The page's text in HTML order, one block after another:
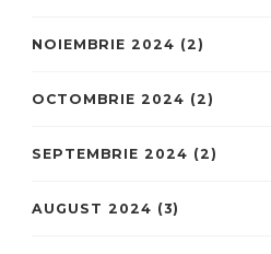
NOIEMBRIE 2024 (2)
OCTOMBRIE 2024 (2)
SEPTEMBRIE 2024 (2)
AUGUST 2024 (3)